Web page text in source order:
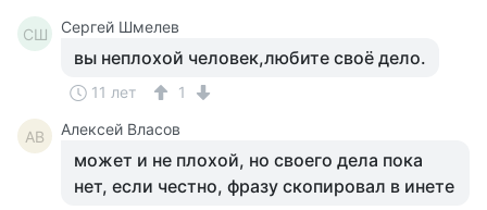
СШ Сергей Шмелев
вы неплохой человек,любите своё дело.
11 лет 1
АВ Алексей Власов
может и не плохой, но своего дела пока
нет, если честно, фразу скопировал в инете